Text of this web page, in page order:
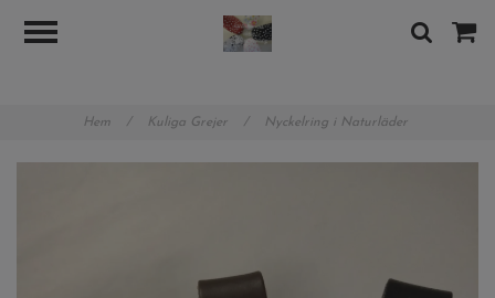
Hem / Kuliga Grejer / Nyckelring i Naturläder